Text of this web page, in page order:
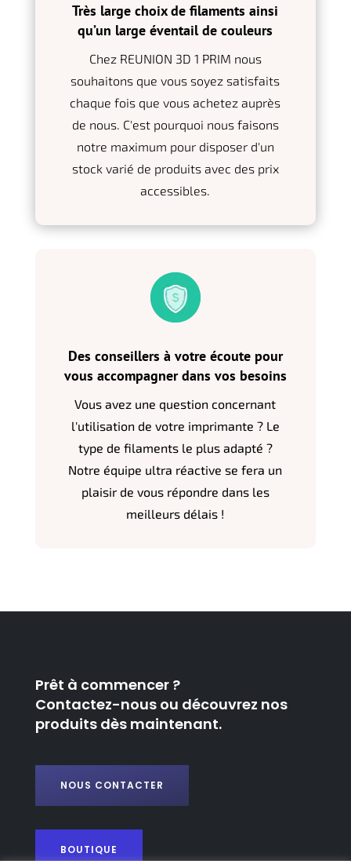
Très large choix de filaments ainsi
qu’un large éventail de couleurs
Chez REUNION 3D 1 PRIM nous
souhaitons que vous soyez satisfaits
chaque fois que vous achetez auprès
de nous. C'est pourquoi nous faisons
notre maximum pour disposer d'un
stock varié de produits avec des prix
accessibles.
Des conseillers à votre écoute pour
vous accompagner dans vos besoins
Vous avez une question concernant
l'utilisation de votre imprimante ? Le
type de filaments le plus adapté ?
Notre équipe ultra réactive se fera un
plaisir de vous répondre dans les
meilleurs délais !
Prêt à commencer ?
Contactez-nous ou découvrez nos
produits dès maintenant.
NOUS CONTACTER
BOUTIQUE